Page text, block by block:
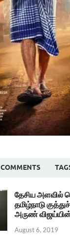
COMMENTS
தேசிய அளவில்
தமிழ்நாடு
அருண் விஜய்யின்
August 6, 2019